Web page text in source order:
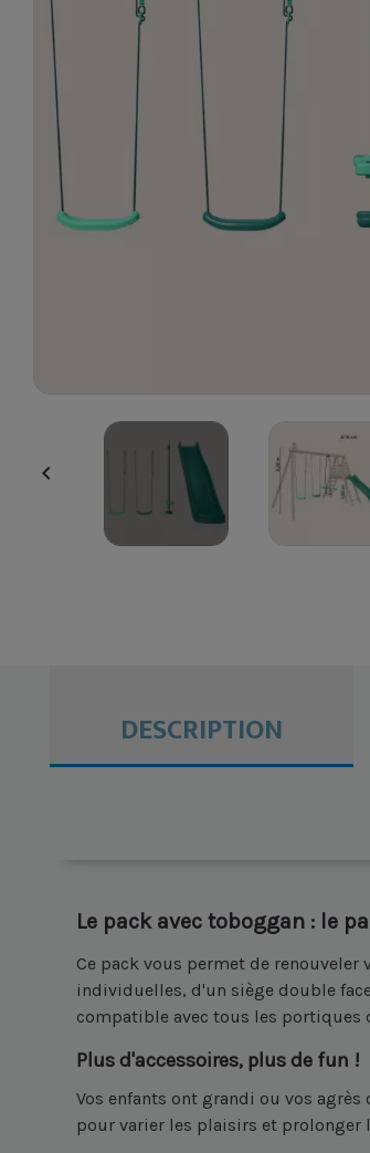

DESCRIPTION
Le pack avec toboggan : le
Ce pack vous permet de
individuelles, d'un siège double
compatible avec tous les portiques
Plus d'accessoires, plus de fun !
Vos enfants ont grandi ou vos
pour varier les plaisirs et prolonger